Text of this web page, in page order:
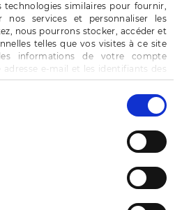
technologies similaires pour fournir,
nos services et personnaliser les
nous pourrons stocker, accéder et
telles que vos visites à ce site
informations de votre compte
e-mail et les identifiants des
cookies.
Accepter » pour consentir à ces
» pour vous y opposer ou
concernant chaque catégorie
Valider la sélection » pour valider vos
moment modifier vos préférences
vie privée